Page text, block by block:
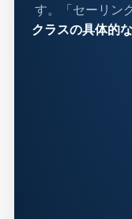
す。「セーリン
クラスの具体的